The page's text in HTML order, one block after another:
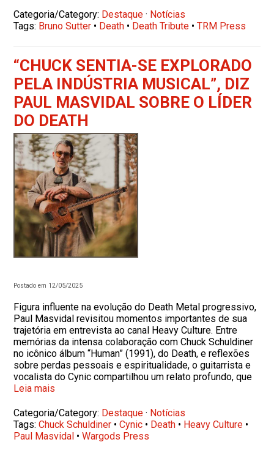
Categoria/Category: Destaque · Notícias
Tags: Bruno Sutter • Death • Death Tribute •TRM Press
“CHUCK SENTIA-SE EXPLORADO
PELA INDÚSTRIA MUSICAL”, DIZ
PAUL MASVIDAL SOBRE O LÍDER
DO DEATH
Postado em 12/05/2025
Figura influente na evolução do Death Metal progressivo,
Paul Masvidal revisitou momentos importantes de sua
trajetória em entrevista ao canal Heavy Culture. Entre
memórias da intensa colaboração com Chuck Schuldiner
no icônico álbum “Human” (1991), do Death, e reflexões
sobre perdas pessoais e espiritualidade, o guitarrista e
vocalista do Cynic compartilhou um relato profundo, que
Leia mais
Categoria/Category: Destaque · Notícias
Tags:Chuck Schuldiner •Cynic • Death • Heavy Culture •
Paul Masvidal •Wargods Press